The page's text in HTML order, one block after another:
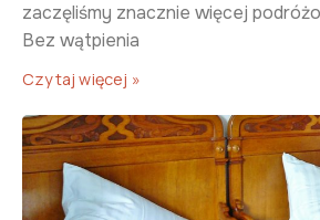
zaczęliśmy znacznie więcej
Bez wątpienia
Czytaj więcej »